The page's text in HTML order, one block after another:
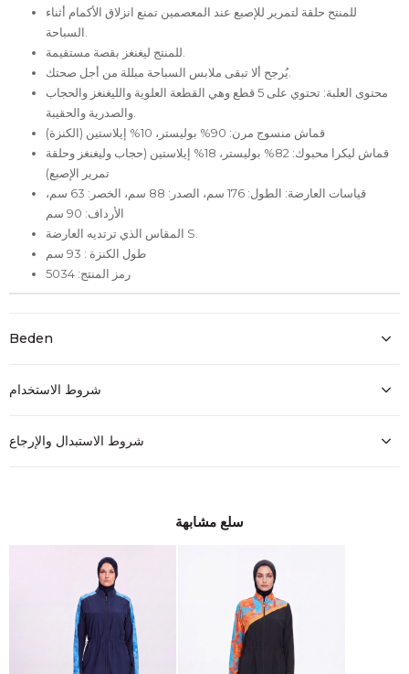
للمنتح حلقة لتمرير للإصبع عند المعصمين تمنع انزلاق الأكمام أثناء
محتوى العلبة: تحتوي على 5 قطع وهي القطعة العلوية والليغنغز والحجاب
قماش منسوج مرن: 90% بوليستر، 10% إيلاستين (الكنزة)
قماش ليكرا محبوك: 82% بوليستر، 18% إيلاستين (حجاب وليغنغز وحلقة
تمرير الإصبع)
قياسات العارضة: الطول: 176 سم، الصدر: 88 سم، الخصر: 63 سم،
الأرداف: 90 سم
المقاس الذي ترتديه العارضة S.
طول الكنزة : 93 سم
رمز المنتج: 5034
Beden
شروط الاستخدام
شروط الاستبدال والإرجاع
سلع مشابهة